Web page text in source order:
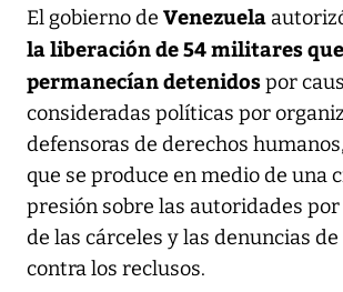
El gobierno de Venezuela
la liberación de 54 militares que
permanecían detenidospor
consideradas políticas por
defensoras de derechos
que se produce en medio de una
presión sobre las autoridades
de las cárceles y las denuncias de
contra los reclusos.